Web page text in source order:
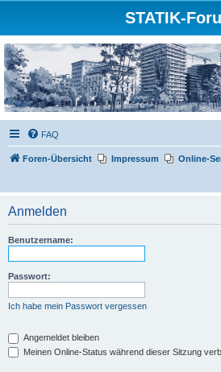
STATIK-
FAQ
Foren-Übersicht Impressum
Online-
Anmelden
Benutzername:
Passwort:
Ich habe mein Passwort vergessen
Angemeldet bleiben
Meinen Online-Status während dieser Sitzung